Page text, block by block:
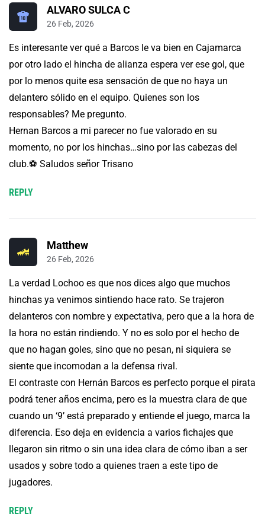
ALVARO SULCA C
26 Feb, 2026
Es interesante ver qué a Barcos le va bien en Cajamarca
por otro lado el hincha de alianza espera ver ese gol, que
por lo menos quite esa sensación de que no haya un
delantero sólido en el equipo. Quienes son los
responsables? Me pregunto.
Hernan Barcos a mi parecer no fue valorado en su
momento, no por los hinchas…sino por las cabezas del
club.⚽ Saludos señor Trisano
REPLY
Matthew
26 Feb, 2026
La verdad Lochoo es que nos dices algo que muchos
hinchas ya venimos sintiendo hace rato. Se trajeron
delanteros con nombre y expectativa, pero que a la hora de
la hora no están rindiendo. Y no es solo por el hecho de
que no hagan goles, sino que no pesan, ni siquiera se
siente que incomodan a la defensa rival.
El contraste con Hernán Barcos es perfecto porque el pirata
podrá tener años encima, pero es la muestra clara de que
cuando un ‘9’ está preparado y entiende el juego, marca la
diferencia. Eso deja en evidencia a varios fichajes que
llegaron sin ritmo o sin una idea clara de cómo iban a ser
usados y sobre todo a quienes traen a este tipo de
jugadores.
REPLY